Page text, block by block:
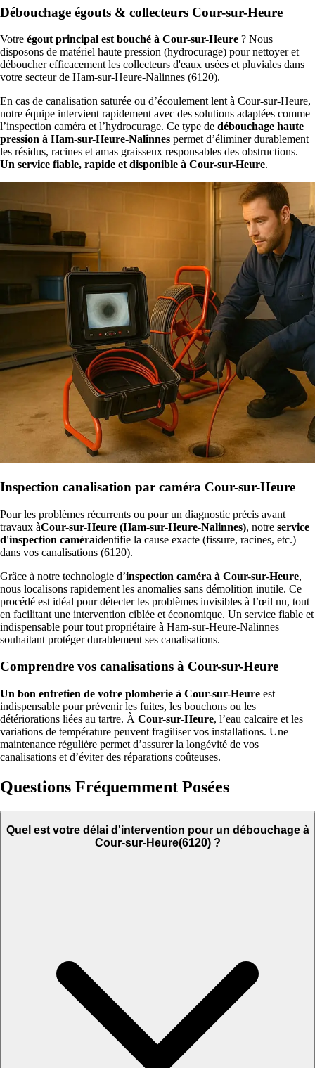
Débouchage égouts & collecteurs Cour-sur-Heure
Votre égout principal est bouché à Cour-sur-Heure ? Nous
disposons de matériel haute pression (hydrocurage) pour nettoyer et
déboucher efficacement les collecteurs d'eaux usées et pluviales dans
votre secteur de Ham-sur-Heure-Nalinnes (6120).
En cas de canalisation saturée ou d’écoulement lent à Cour-sur-Heure,
notre équipe intervient rapidement avec des solutions adaptées comme
l’inspection caméra et l’hydrocurage. Ce type de débouchage haute
pression à Ham-sur-Heure-Nalinnes permet d’éliminer durablement
les résidus, racines et amas graisseux responsables des obstructions.
Un service fiable, rapide et disponible à Cour-sur-Heure.
Inspection canalisation par caméra Cour-sur-Heure
Pour les problèmes récurrents ou pour un diagnostic précis avant
travaux àCour-sur-Heure (Ham-sur-Heure-Nalinnes), notre service
d'inspection caméraidentifie la cause exacte (fissure, racines, etc.)
dans vos canalisations (6120).
Grâce à notre technologie d’inspection caméra à Cour-sur-Heure,
nous localisons rapidement les anomalies sans démolition inutile. Ce
procédé est idéal pour détecter les problèmes invisibles à l’œil nu, tout
en facilitant une intervention ciblée et économique. Un service fiable et
indispensable pour tout propriétaire à Ham-sur-Heure-Nalinnes
souhaitant protéger durablement ses canalisations.
Comprendre vos canalisations à Cour-sur-Heure
Un bon entretien de votre plomberie à Cour-sur-Heure est
indispensable pour prévenir les fuites, les bouchons ou les
détériorations liées au tartre. À Cour-sur-Heure, l’eau calcaire et les
variations de température peuvent fragiliser vos installations. Une
maintenance régulière permet d’assurer la longévité de vos
canalisations et d’éviter des réparations coûteuses.
Questions Fréquemment Posées
Quel est votre délai d'intervention pour un débouchage à
Cour-sur-Heure(6120) ?